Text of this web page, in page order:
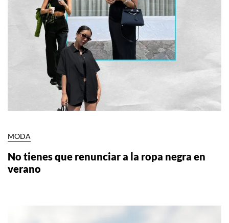
MODA
No tienes que renunciar a la ropa negra en
verano